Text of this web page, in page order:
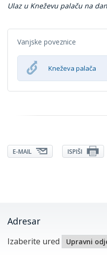
Ulaz u Kneževu palaču na
Vanjske poveznice
Kneževa palača
E-MAIL ISPIŠI
Adresar
Izaberite ured